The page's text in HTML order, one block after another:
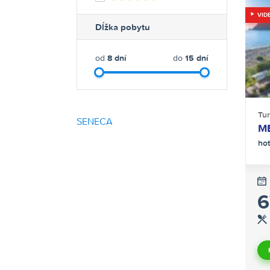
Dĺžka pobytu
od 8 dní do 15 dní
SENECA